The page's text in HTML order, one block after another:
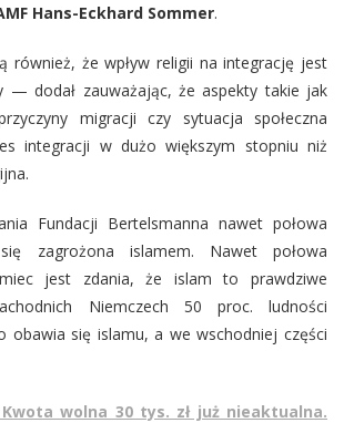
Hans-Eckhard Sommer.
również, że wpływ religii na integrację jest
— dodał zauważając, że aspekty takie jak
migracji czy sytuacja społeczna
integracji w dużo większym stopniu niż
Fundacji Bertelsmanna nawet połowa
zagrożona islamem. Nawet połowa
jest zdania, że islam to prawdziwe
Niemczech 50 proc. ludności
obawia się islamu, a we wschodniej części
wolna 30 tys. zł już nieaktualna.